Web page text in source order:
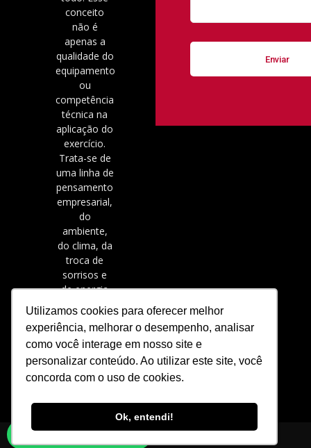
Utilizamos cookies para oferecer melhor
experiência, melhorar o desempenho, analisar
como você interage em nosso site e
personalizar conteúdo. Ao utilizar este site, você
concorda com o uso de cookies.
Ok, entendi!
conceito
não é
apenas a
qualidade do
equipamento
ou
competência
técnica na
aplicação do
exercício.
Trata-se de
uma linha de
pensamento
empresarial,
do
ambiente,
do clima, da
troca de
sorrisos e
de energia
positiva.
Converse conosco